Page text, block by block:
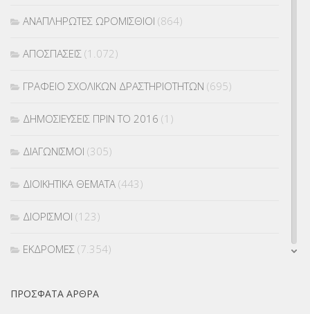
ΑΝΑΠΛΗΡΩΤΕΣ ΩΡΟΜΙΣΘΙΟΙ (864)
ΑΠΟΣΠΑΣΕΙΣ (1.072)
ΓΡΑΦΕΙΟ ΣΧΟΛΙΚΩΝ ΔΡΑΣΤΗΡΙΟΤΗΤΩΝ (695)
ΔΗΜΟΣΙΕΥΣΕΙΣ ΠΡΙΝ ΤΟ 2016 (1)
ΔΙΑΓΩΝΙΣΜΟΙ (305)
ΔΙΟΙΚΗΤΙΚΑ ΘΕΜΑΤΑ (443)
ΔΙΟΡΙΣΜΟΙ (123)
ΕΚΔΡΟΜΕΣ (7.354)
ΠΡΌΣΦΑΤΑ ΆΡΘΡΑ